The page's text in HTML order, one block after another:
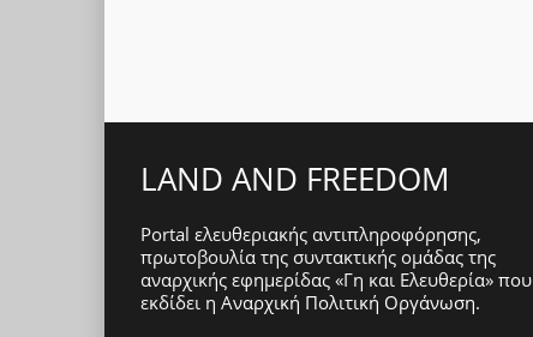
LAND AND FREEDOM
Portal ελευθεριακής αντιπληροφόρησης,
πρωτοβουλία της συντακτικής ομάδας της
αναρχικής εφημερίδας «Γη και Ελευθερία» που
εκδίδει η Αναρχική Πολιτική Οργάνωση.